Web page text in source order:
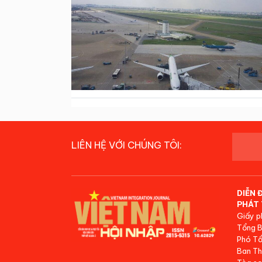
LIÊN HỆ VỚI CHÚNG TÔI:
DIỄN
PHÁT
Giấy
Tổng
Phó
Ban